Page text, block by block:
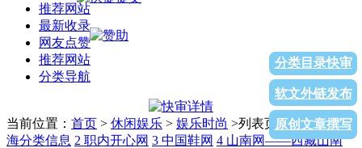
推荐网站
最新收录
网友点赞
推荐网站
分类导航
分类目录快审
软文外链发布
原创文章撰写
当前位置： 首页 > 休闲娱乐 > 娱乐时尚 >列表页面158同城珠
海分类信息 2 职内开心网 3 中国鞋网 4 山南网——西藏山南